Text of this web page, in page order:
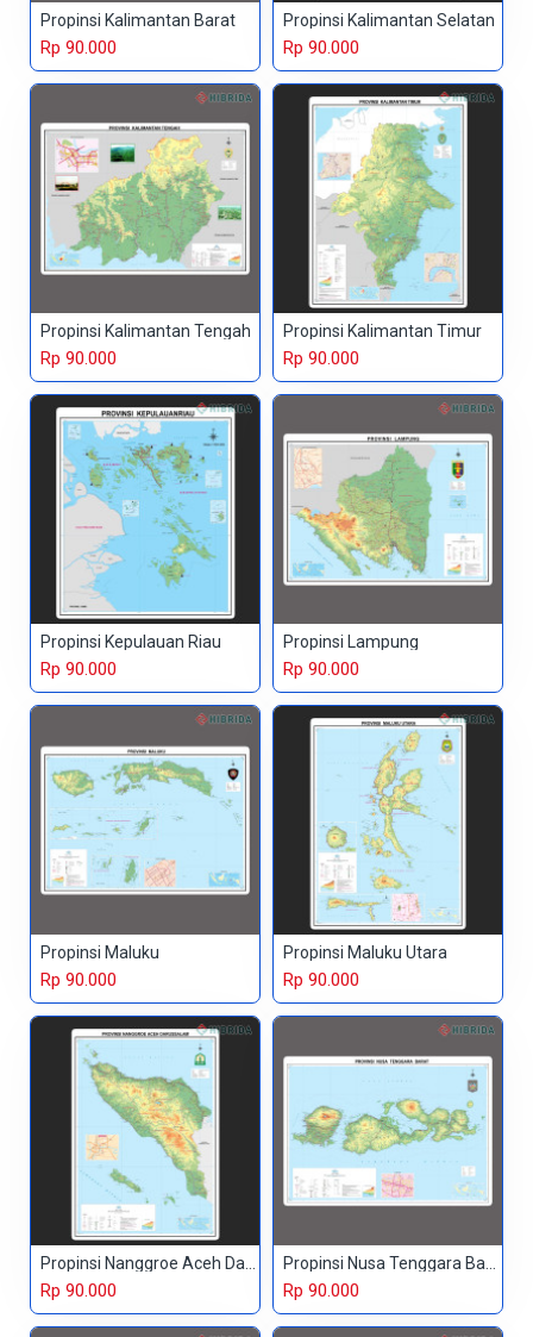
Propinsi Kalimantan Barat
Rp 90.000
Propinsi Kalimantan Selatan
Rp 90.000
Propinsi Kalimantan Tengah
Rp 90.000
Propinsi Kalimantan Timur
Rp 90.000
Propinsi Kepulauan Riau
Rp 90.000
Propinsi Lampung
Rp 90.000
Propinsi Maluku
Rp 90.000
Propinsi Maluku Utara
Rp 90.000
Propinsi Nanggroe Aceh Darussalam
Rp 90.000
Propinsi Nusa Tenggara Barat
Rp 90.000